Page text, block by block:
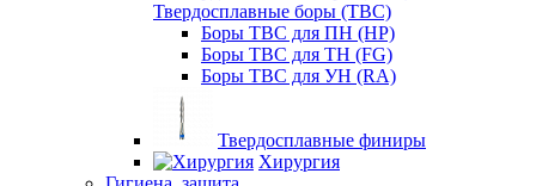
Твердосплавные боры (ТВС)
Боры ТВС для ПН (HP)
Боры ТВС для ТН (FG)
Боры ТВС для УН (RA)
Твердосплавные финиры
Хирургия